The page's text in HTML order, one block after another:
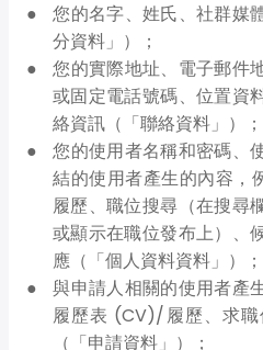
您的名字、姓氏、社群媒
分資料」）；
您的實際地址、電子郵件
或固定電話號碼、位置資
絡資訊（「聯絡資料」）；
您的使用者名稱和密碼、
結的使用者產生的內容
履歷、職位搜尋（在搜尋
或顯示在職位發布上）、
應（「個人資料資料」）；
與申請人相關的使用者產
履歷表 (CV)/履歷、求
（「申請資料」）；